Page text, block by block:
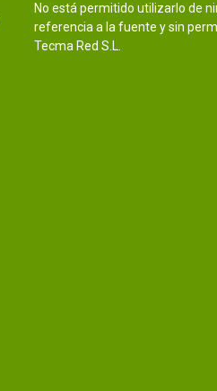
No está permitido utilizarlo de
referencia a la fuente y sin
Tecma Red S.L.